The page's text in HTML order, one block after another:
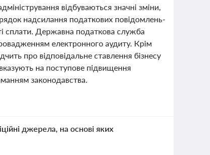
відбуваються значні зміни,
надсилання податкових повідомлень-
сплати. Державна податкова служба
електронного аудиту. Крім
про відповідальне ставлення бізнесу
на поступове підвищення
законодавства.
джерела, на основі яких